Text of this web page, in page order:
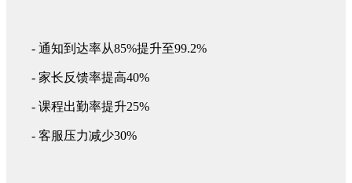
- 通知到达率从85%提升至99.2%
- 家长反馈率提高40%
- 课程出勤率提升25%
- 客服压力减少30%